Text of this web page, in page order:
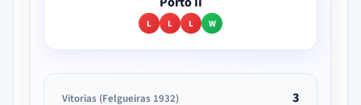
L L L W
Vitorias (Felgueiras 1932) 3